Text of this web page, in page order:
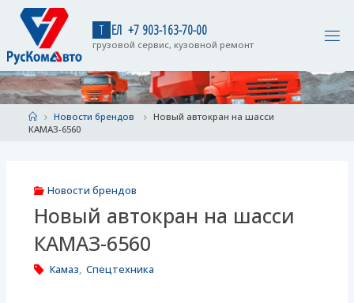
content
Т ЕЛ +7 903-163-70-00
грузовой сервис, кузовной ремонт
HomeНовости брендов
Новый автокран на шасси
КАМАЗ-6560
Новости брендов
Новый автокран на шасси
КАМАЗ-6560
Камаз, Спецтехника